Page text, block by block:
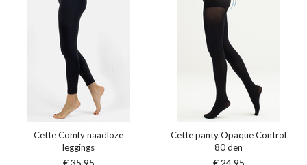
Cette Comfy naadloze
leggings
€ 35,95
Cette panty Opaque Control
80 den
€ 24,95